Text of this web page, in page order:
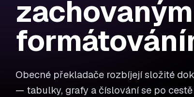
zachovaným
Obecné překladače rozbíjejí složité
— tabulky, grafy a číslování se po